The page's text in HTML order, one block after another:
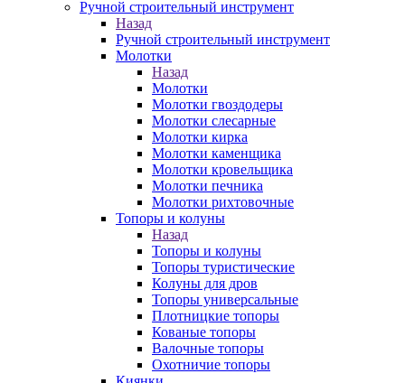
Ручной строительный инструмент
Назад
Ручной строительный инструмент
Молотки
Назад
Молотки
Молотки гвоздодеры
Молотки слесарные
Молотки кирка
Молотки каменщика
Молотки кровельщика
Молотки печника
Молотки рихтовочные
Топоры и колуны
Назад
Топоры и колуны
Топоры туристические
Колуны для дров
Топоры универсальные
Плотницкие топоры
Кованые топоры
Валочные топоры
Охотничие топоры